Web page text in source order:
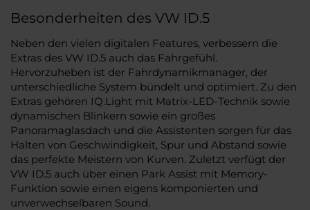
Besonderheiten des VW ID.5
Neben den vielen digitalen Features, verbessern die
Extras des VW ID.5 auch das Fahrgefühl.
Hervorzuheben ist der Fahrdynamikmanager, der
unterschiedliche System bündelt und optimiert. Zu den
Extras gehören IQ.Light mit Matrix-LED-Technik sowie
dynamischen Blinkern sowie ein großes
Panoramaglasdach und die Assistenten sorgen für das
Halten von Geschwindigkeit, Spur und Abstand sowie
das perfekte Meistern von Kurven. Zuletzt verfügt der
VW ID.5 auch über einen Park Assist mit Memory-
Funktion sowie einen eigens komponierten und
unverwechselbaren Sound.